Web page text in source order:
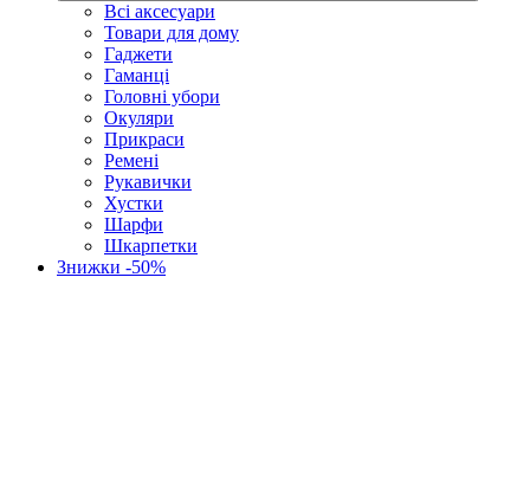
Всі аксесуари
Товари для дому
Гаджети
Гаманці
Головні убори
Окуляри
Прикраси
Ремені
Рукавички
Хустки
Шарфи
Шкарпетки
Знижки -50%